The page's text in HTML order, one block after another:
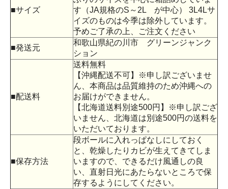
■サイズ
す（JA規格のS～2L が中心） 3L4Lサ
イズのものは今季は除外しています。
予めご了承の上、ご注文ください
■発送元
和歌山県紀の川市 グリーンジャンク
ション
■配送料
送料無料
【沖縄配送不可】※申し訳ございませ
ん、本商品は品質維持のため沖縄への
お届けができません。
【北海道送料別途500円】※申し訳ござ
いません、北海道は別途500円の送料を
いただいております。
■保存方法
段ボールに入れっぱなしにしておく
と、乾燥したりカビが生えてきてしま
いますので、できるだけ風通しの良
い、直射日光にあたらないところで保
存するようにしてください。